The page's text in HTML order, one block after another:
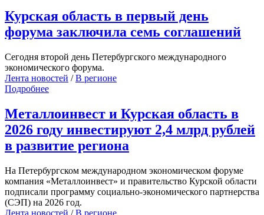
Курская область в первый день
форума заключила семь соглашений
Сегодня второй день Петербургского международного
экономического форума.
Лента новостей /В регионе
Подробнее
Металлоинвест и Курская область в
2026 году инвестируют 2,4 млрд рублей
в развитие региона
На Петербургском международном экономическом форуме
компания «Металлоинвест» и правительство Курской области
подписали программу социально-экономического партнерства
(СЭП) на 2026 год.
Лента новостей /В регионе